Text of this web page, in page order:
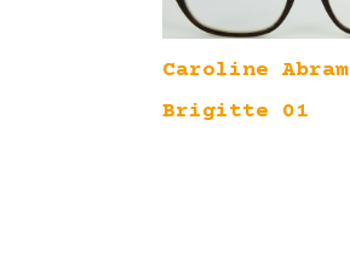
Caroline Abram
Brigitte 01